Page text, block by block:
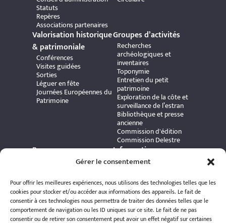
Gérer le consentement
Pour offrir les meilleures expériences, nous utilisons des technologies telles que les
cookies pour stocker et/ou accéder aux informations des appareils. Le fait de
consentir à ces technologies nous permettra de traiter des données telles que le
comportement de navigation ou les ID uniques sur ce site. Le fait de ne pas
consentir ou de retirer son consentement peut avoir un effet négatif sur certaines
Statuts
Repères
Associations partenaires
Valorisation historique
& patrimoniale
Conférences
Visites guidées
Sorties
Léguer en fête
Journées Européennes du
Patrimoine
Groupes d’activités
Recherches
archéologiques et
inventaires
Toponymie
Entretien du petit
patrimoine
Exploration de la côte et
surveillance de l’estran
Bibliothèque et presse
ancienne
Commission d'édition
Commission Delestre
Ressources
Carte interactive
Publications et ouvrages
Archives patrimoniales
Bretania
Informations
pratiques
Adhérer à l’association
Politique de
confidentialité
Politique de cookies
Mentions légales